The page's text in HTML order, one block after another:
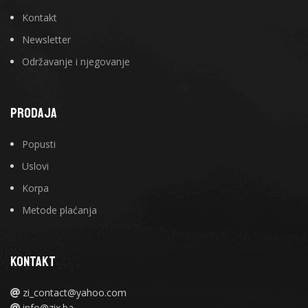
Kontakt
Newsletter
Održavanje i njegovanje
PRODAJA
Popusti
Uslovi
Korpa
Metode plaćanja
KONTAKT
zi_contact@yahoo.com